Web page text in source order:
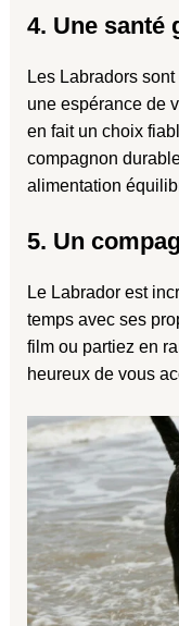
4. Une santé
Les Labradors
une espérance de
en fait un choix
compagnon
alimentation
5. Un
Le Labrador est
temps avec ses
film ou partiez en
heureux de vous